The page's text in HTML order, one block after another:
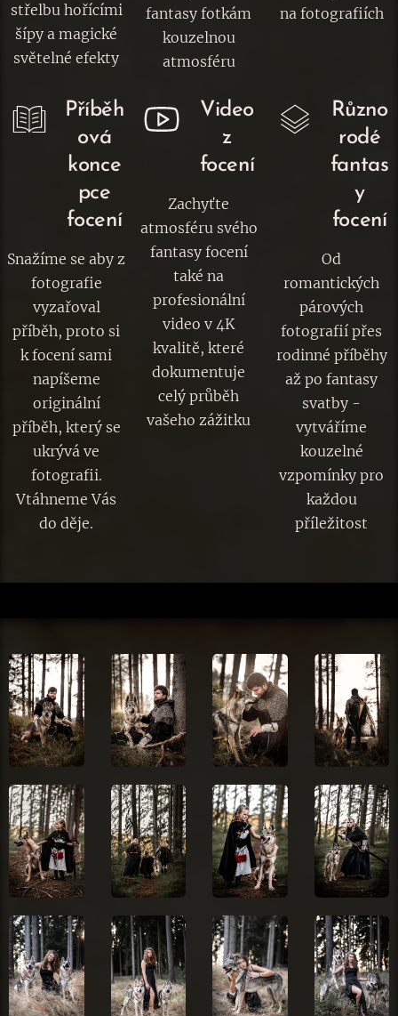
střelbu hořícími
šípy a magické
světelné efekty
fantasy fotkám
kouzelnou
atmosféru
na fotografiích
Příběh
ová
konce
pce
focení
Snažíme se aby z
fotografie
vyzařoval
příběh, proto si
k focení sami
napíšeme
originální
příběh, který se
ukrývá ve
fotografii.
Vtáhneme Vás
do děje.
Video
z
focení
Zachyťte
atmosféru svého
fantasy focení
také na
profesionální
video v 4K
kvalitě, které
dokumentuje
celý průběh
vašeho zážitku
Různo
rodé
fantas
y
focení
Od
romantických
párových
fotografií přes
rodinné příběhy
až po fantasy
svatby -
vytváříme
kouzelné
vzpomínky pro
každou
příležitost